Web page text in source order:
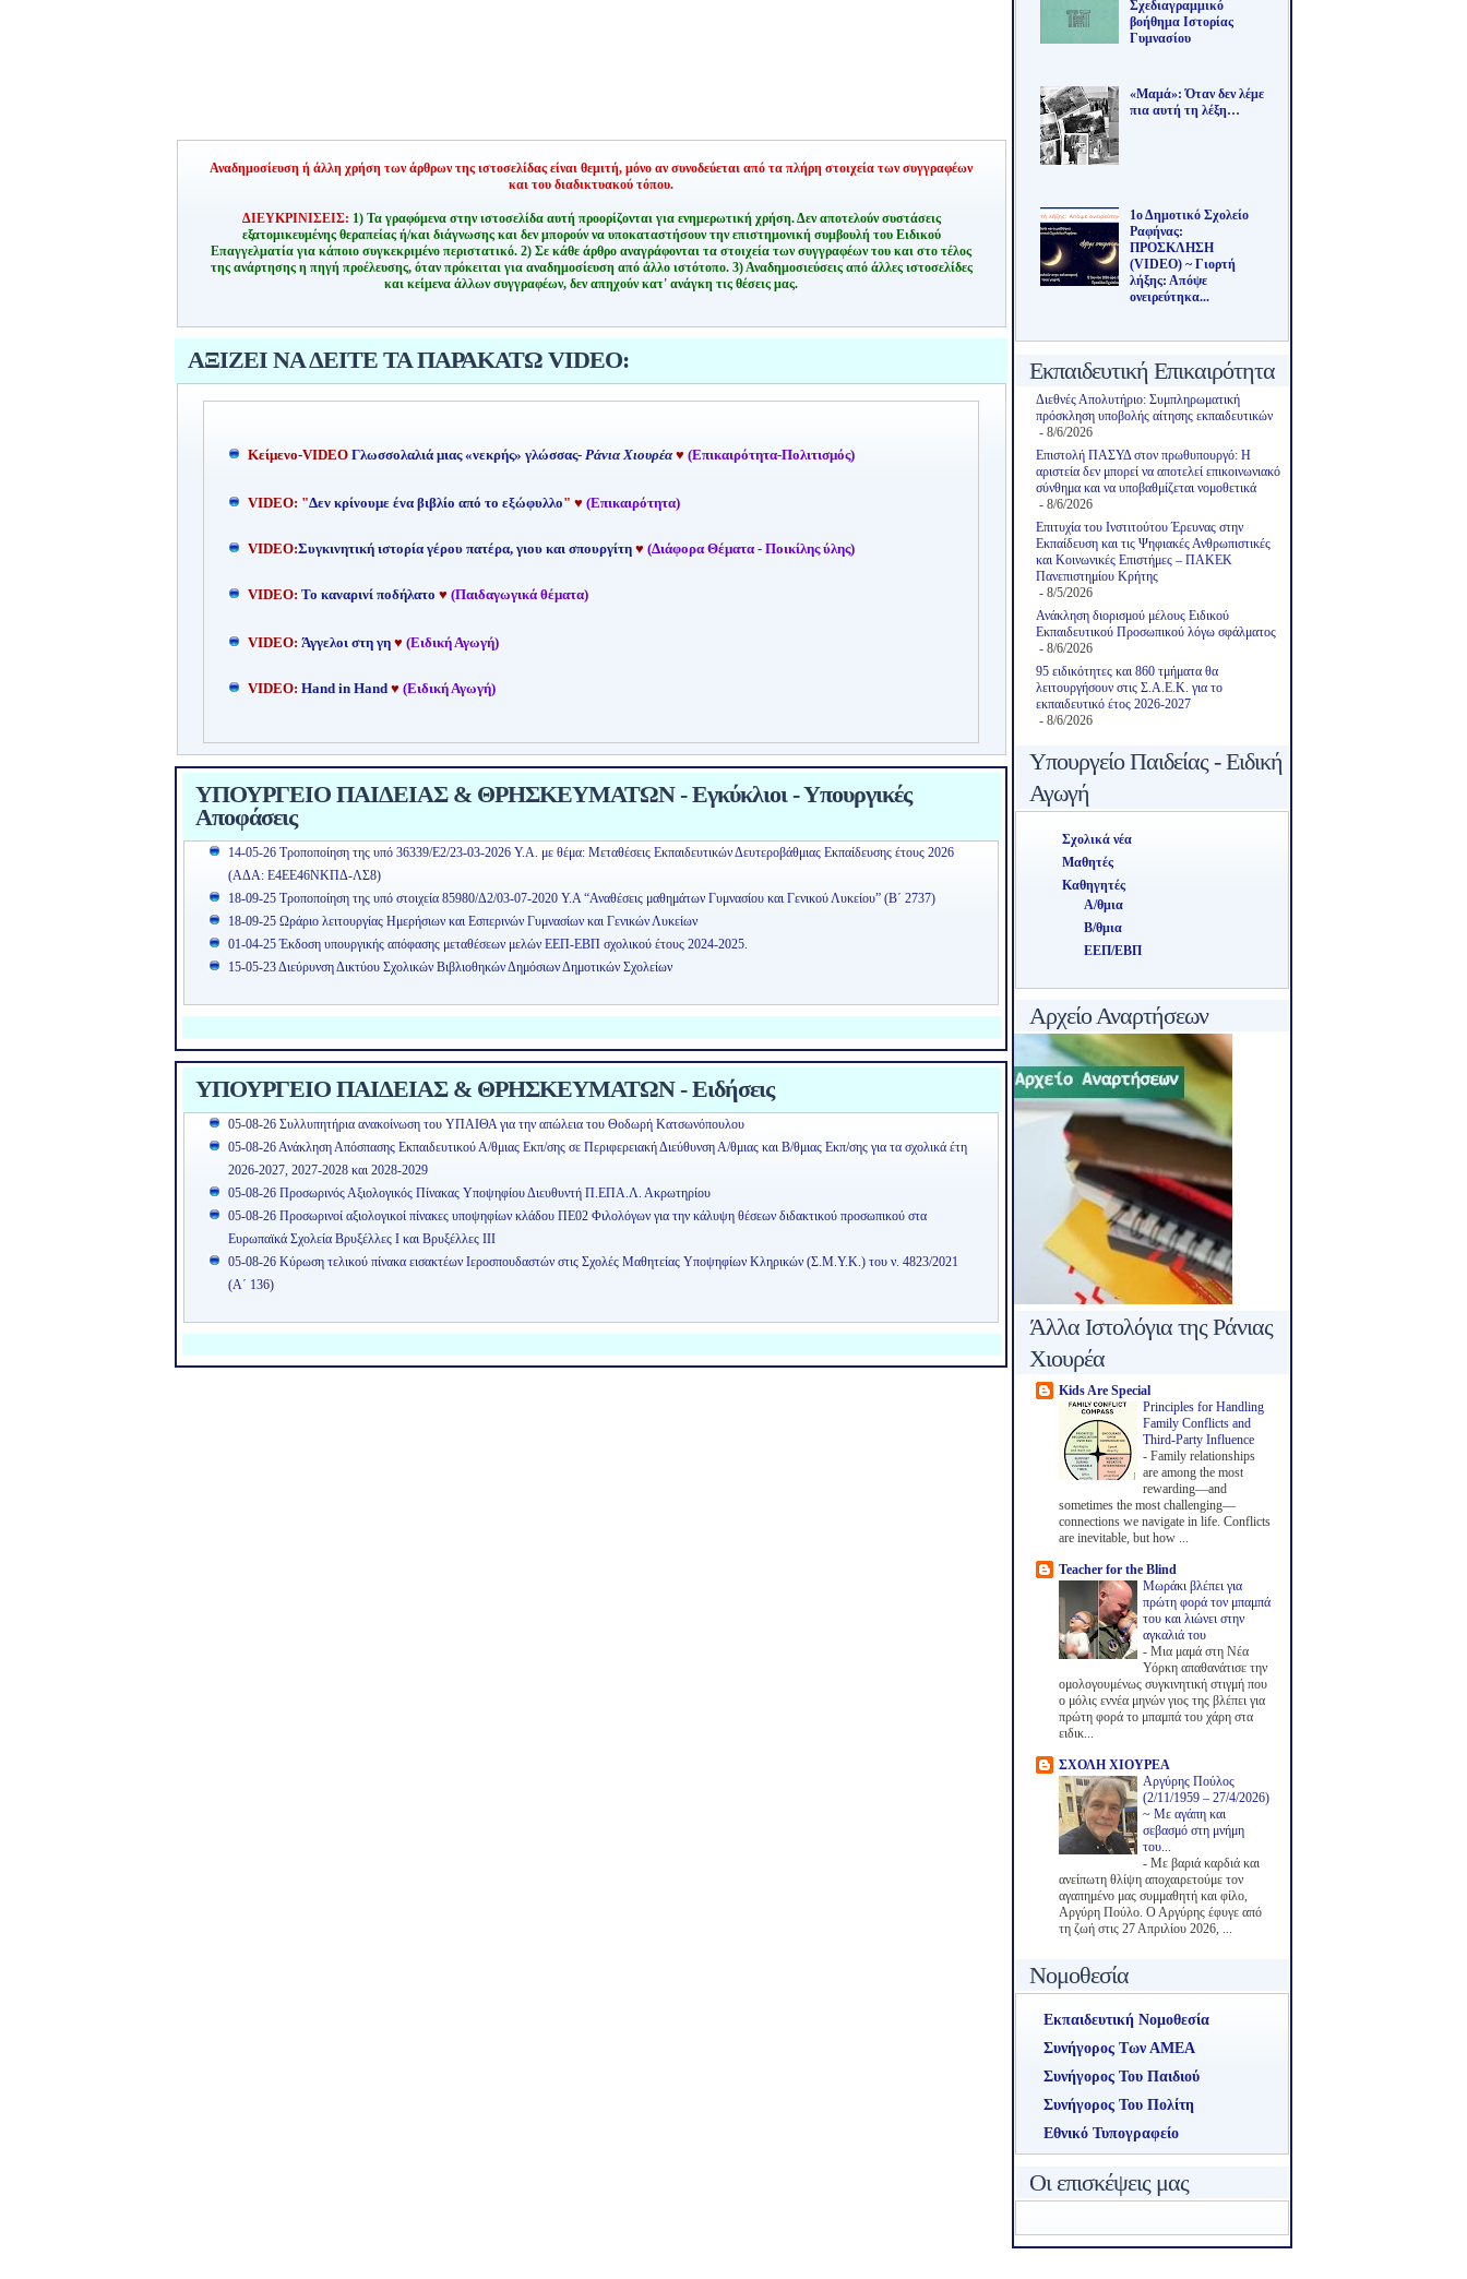
Αναδημοσίευση ή άλλη χρήση των άρθρων της ιστοσελίδας είναι θεμιτή, μόνο αν συνοδεύεται από τα πλήρη στοιχεία των συγγραφέων
και του διαδικτυακού τόπου.
ΔΙΕΥΚΡΙΝΙΣΕΙΣ: 1) Τα γραφόμενα στην ιστοσελίδα αυτή προορίζονται για ενημερωτική χρήση. Δεν αποτελούν συστάσεις
εξατομικευμένης θεραπείας ή/και διάγνωσης και δεν μπορούν να υποκαταστήσουν την επιστημονική συμβουλή του Ειδικού
Επαγγελματία για κάποιο συγκεκριμένο περιστατικό. 2) Σε κάθε άρθρο αναγράφονται τα στοιχεία των συγγραφέων του και στο τέλος
της ανάρτησης η πηγή προέλευσης, όταν πρόκειται για αναδημοσίευση από άλλο ιστότοπο. 3) Αναδημοσιεύσεις από άλλες ιστοσελίδες
και κείμενα άλλων συγγραφέων, δεν απηχούν κατ' ανάγκη τις θέσεις μας.
ΑΞΙΖΕΙ ΝΑ ΔΕΙΤΕ ΤΑ ΠΑΡΑΚΑΤΩ VIDEO:
Kείμενο-VIDEO Γλωσσολαλιά μιας «νεκρής» γλώσσας- Ράνια Χιουρέα ♥ (Επικαιρότητα-Πολιτισμός)
VIDEO: "Δεν κρίνουμε ένα βιβλίο από το εξώφυλλο" ♥ (Επικαιρότητα)
VIDEO:Συγκινητική ιστορία γέρου πατέρα, γιου και σπουργίτη ♥ (Διάφορα Θέματα - Ποικίλης ύλης)
VIDEO: Το καναρινί ποδήλατο ♥ (Παιδαγωγικά θέματα)
VIDEO: Άγγελοι στη γη ♥ (Ειδική Αγωγή)
VIDEO: Hand in Hand♥ (Ειδική Αγωγή)
ΥΠΟΥΡΓΕΙΟ ΠΑΙΔΕΙΑΣ & ΘΡΗΣΚΕΥΜΑΤΩΝ - Εγκύκλιοι - Υπουργικές
Αποφάσεις
14-05-26 Τροποποίηση της υπό 36339/Ε2/23-03-2026 Υ.Α. με θέμα: Μεταθέσεις Εκπαιδευτικών Δευτεροβάθμιας Εκπαίδευσης έτους 2026
(ΑΔΑ: Ε4ΕΕ46ΝΚΠΔ-ΛΣ8)
18-09-25 Τροποποίηση της υπό στοιχεία 85980/Δ2/03-07-2020 Υ.Α “Αναθέσεις μαθημάτων Γυμνασίου και Γενικού Λυκείου” (Β΄ 2737)
18-09-25 Ωράριο λειτουργίας Ημερήσιων και Εσπερινών Γυμνασίων και Γενικών Λυκείων
01-04-25 Έκδοση υπουργικής απόφασης μεταθέσεων μελών ΕΕΠ-ΕΒΠ σχολικού έτους 2024-2025.
15-05-23 Διεύρυνση Δικτύου Σχολικών Βιβλιοθηκών Δημόσιων Δημοτικών Σχολείων
ΥΠΟΥΡΓΕΙΟ ΠΑΙΔΕΙΑΣ & ΘΡΗΣΚΕΥΜΑΤΩΝ - Ειδήσεις
05-08-26 Συλλυπητήρια ανακοίνωση του ΥΠΑΙΘΑ για την απώλεια του Θοδωρή Κατσωνόπουλου
05-08-26 Ανάκληση Απόσπασης Εκπαιδευτικού Α/θμιας Εκπ/σης σε Περιφερειακή Διεύθυνση Α/θμιας και Β/θμιας Εκπ/σης για τα σχολικά έτη
2026-2027, 2027-2028 και 2028-2029
05-08-26 Προσωρινός Αξιολογικός Πίνακας Υποψηφίου Διευθυντή Π.ΕΠΑ.Λ. Ακρωτηρίου
05-08-26 Προσωρινοί αξιολογικοί πίνακες υποψηφίων κλάδου ΠΕ02 Φιλολόγων για την κάλυψη θέσεων διδακτικού προσωπικού στα
Ευρωπαϊκά Σχολεία Βρυξέλλες Ι και Βρυξέλλες ΙΙΙ
05-08-26 Κύρωση τελικού πίνακα εισακτέων Ιεροσπουδαστών στις Σχολές Μαθητείας Υποψηφίων Κληρικών (Σ.Μ.Υ.Κ.) του ν. 4823/2021
(Α΄ 136)
Σχεδιαγραμμικό
βοήθημα Ιστορίας
Γυμνασίου
«Μαμά»: Όταν δεν λέμε
πια αυτή τη λέξη…
1ο Δημοτικό Σχολείο
Ραφήνας:
ΠΡΟΣΚΛΗΣΗ
(VIDEO) ~ Γιορτή
λήξης: Απόψε
ονειρεύτηκα...
Εκπαιδευτική Επικαιρότητα
Διεθνές Απολυτήριο: Συμπληρωματική
πρόσκληση υποβολής αίτησης εκπαιδευτικών
- 8/6/2026
Επιστολή ΠΑΣΥΔ στον πρωθυπουργό: Η
αριστεία δεν μπορεί να αποτελεί επικοινωνιακό
σύνθημα και να υποβαθμίζεται νομοθετικά
- 8/6/2026
Επιτυχία του Ινστιτούτου Έρευνας στην
Εκπαίδευση και τις Ψηφιακές Ανθρωπιστικές
και Κοινωνικές Επιστήμες – ΠΑΚΕΚ
Πανεπιστημίου Κρήτης
- 8/5/2026
Ανάκληση διορισμού μέλους Ειδικού
Εκπαιδευτικού Προσωπικού λόγω σφάλματος
- 8/6/2026
95 ειδικότητες και 860 τμήματα θα
λειτουργήσουν στις Σ.Α.Ε.Κ. για το
εκπαιδευτικό έτος 2026-2027
- 8/6/2026
Υπουργείο Παιδείας - Ειδική
Αγωγή
Σχολικά νέα
Μαθητές
Καθηγητές
Α/θμια
Β/θμια
ΕΕΠ/ΕΒΠ
Αρχείο Αναρτήσεων
Άλλα Ιστολόγια της Ράνιας
Χιουρέα
Kids Are Special
Principles for Handling
Family Conflicts and
Third-Party Influence
- Family relationships
are among the most
rewarding—and
sometimes the most challenging—
connections we navigate in life. Conflicts
are inevitable, but how ...
Teacher for the Blind
Μωράκι βλέπει για
πρώτη φορά τον μπαμπά
του και λιώνει στην
αγκαλιά του
- Μια μαμά στη Νέα
Υόρκη απαθανάτισε την
ομολογουμένως συγκινητική στιγμή που
ο μόλις εννέα μηνών γιος της βλέπει για
πρώτη φορά το μπαμπά του χάρη στα
ειδικ...
ΣΧΟΛΗ ΧΙΟΥΡΕΑ
Αργύρης Πούλος
(2/11/1959 – 27/4/2026)
~ Με αγάπη και
σεβασμό στη μνήμη
του...
- Με βαριά καρδιά και
ανείπωτη θλίψη αποχαιρετούμε τον
αγαπημένο μας συμμαθητή και φίλο,
Αργύρη Πούλο. Ο Αργύρης έφυγε από
τη ζωή στις 27 Απριλίου 2026, ...
Νομοθεσία
Εκπαιδευτική Νομοθεσία
Συνήγορος Των ΑΜΕΑ
Συνήγορος Του Παιδιού
Συνήγορος Του Πολίτη
Εθνικό Τυπογραφείο
Οι επισκέψεις μας